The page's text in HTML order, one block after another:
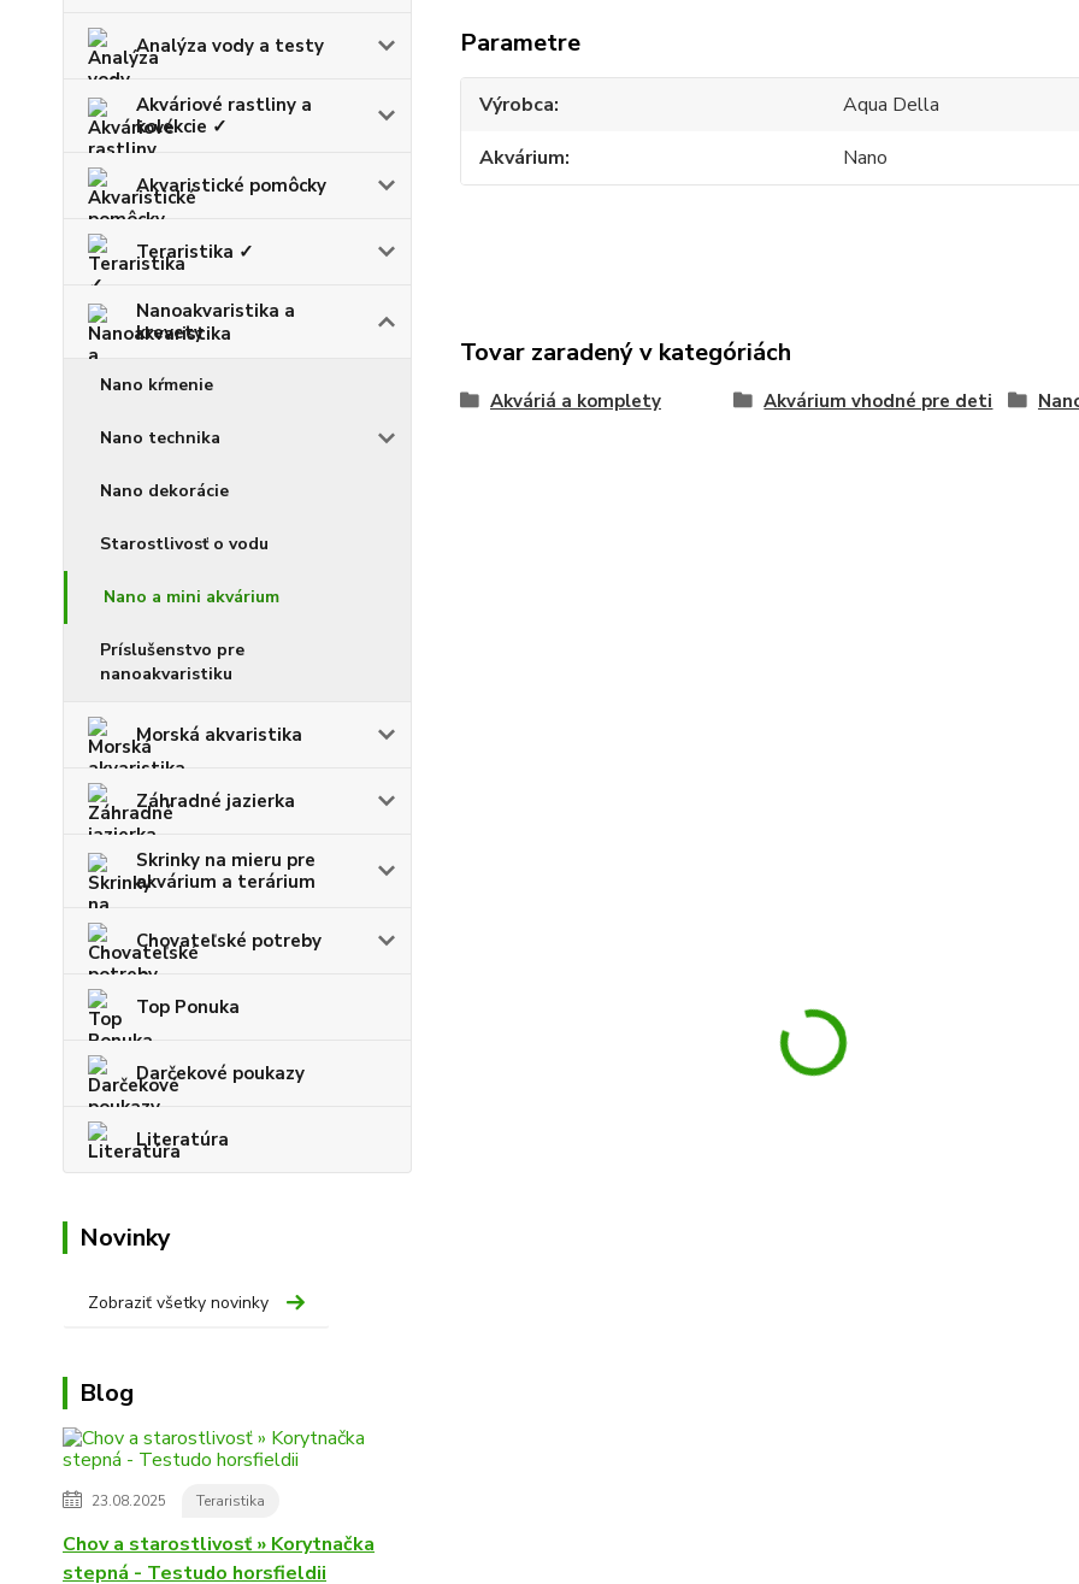
Analýza vody a testy
Akváriové rastliny a
kolekcie ✓
Akvaristické pomôcky
Teraristika ✓
Nanoakvaristika a
krevety
Nano kŕmenie
Nano technika
Nano dekorácie
Starostlivosť o vodu
Nano a mini akvárium
Príslušenstvo pre
nanoakvaristiku
Morská akvaristika
Záhradné jazierka
Skrinky na mieru pre
akvárium a terárium
Chovateľské potreby
Top Ponuka
Darčekové poukazy
Literatúra
Novinky
Zobraziť všetky novinky
Blog
23.08.2025 Teraristika
Chov a starostlivosť » Korytnačka
stepná - Testudo horsfieldii
Parametre
Výrobca
Aqua Della
Akvárium
Nano
Tovar zaradený v kategóriách
Akváriá a komplety Akvárium vhodné pre deti